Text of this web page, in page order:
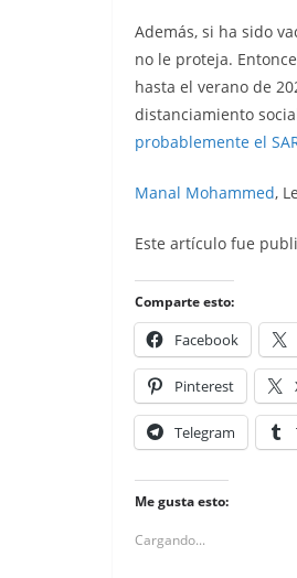
Además, si ha sido
no le proteja.
hasta el verano de
distanciamiento
probablemente el
Manal Mohammed,
Este artículo fue
Comparte esto:
Facebook
Pinterest
Telegram
Me gusta esto:
Cargando...